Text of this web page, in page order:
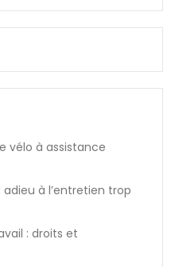
vélo à assistance
à l’entretien trop
: droits et